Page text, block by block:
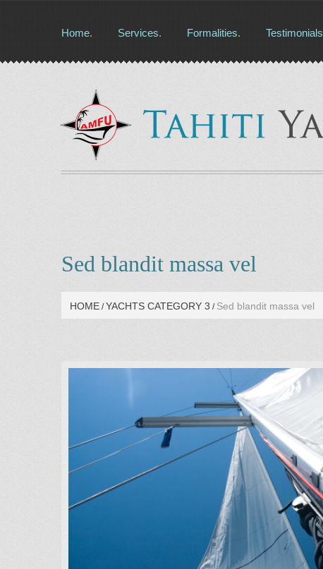
Home Services Formalities Testimonials
Sed blandit massa vel
HOME YACHTS CATEGORY 3 Sed blandit massa vel